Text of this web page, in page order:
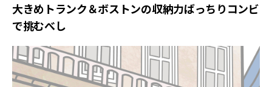
大きめトランク＆ボストンの収納力ばっちりコンビ
で挑むべし